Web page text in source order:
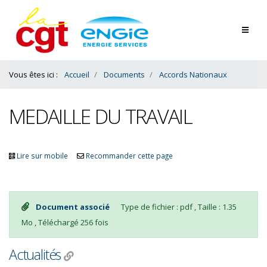
Contenu
Bas
Vous êtes ici : Accueil Documents Accords Nationaux
MEDAILLE DU TRAVAIL
Lire sur mobile Recommander cette page
Document associé
Type de fichier : pdf , Taille : 1.35
Mo , Téléchargé 256 fois
Actualités